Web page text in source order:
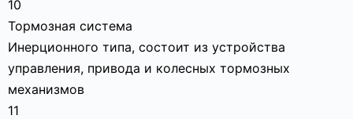
10
Тормозная система
Инерционного типа, состоит из устройства
управления, привода и колесных тормозных
механизмов
11